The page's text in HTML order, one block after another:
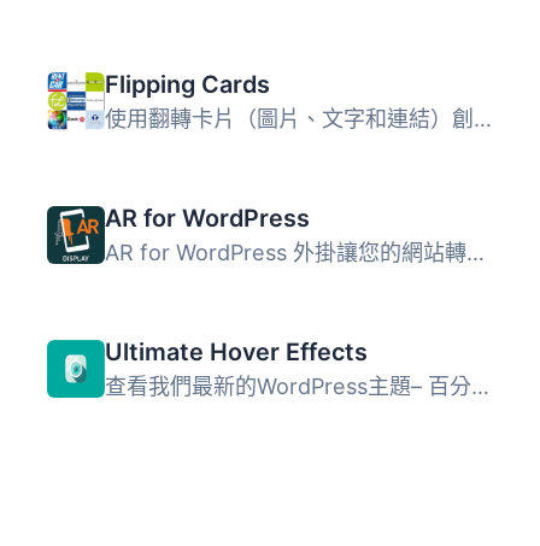
Flipping Cards
使用翻轉卡片（圖片、文字和連結）創建美麗的網格。 這裡有一...
AR for WordPress
AR for WordPress 外掛讓您的網站轉變為沉浸式的 3D 體驗，無...
Ultimate Hover Effects
查看我們最新的WordPress主題– 百分之百免費 極致悬停效果是W...